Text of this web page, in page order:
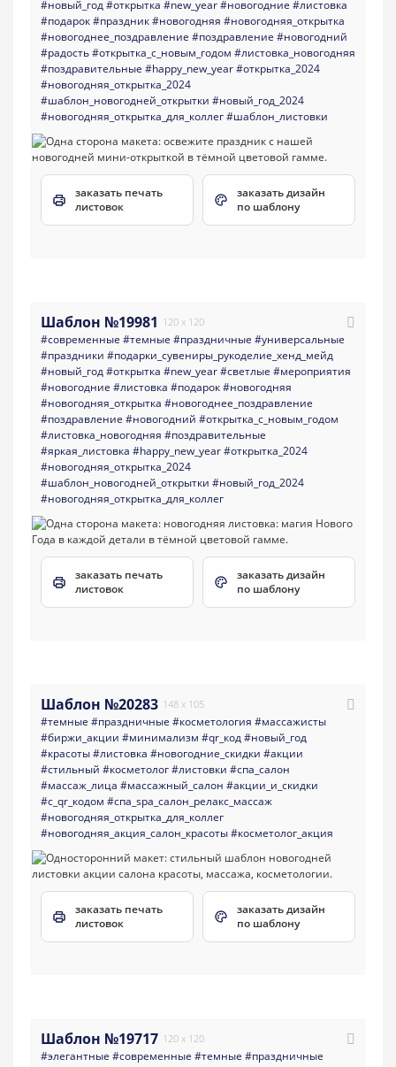
#новый_год#открытка #new_year#новогодние #листовка
#подарок#праздник#новогодняя #новогодняя_открытка
#новогоднее_поздравление #поздравление #новогодний
#радость#открытка_с_новым_годом #листовка_новогодняя
#поздравительные #happy_new_year#открытка_2024
#новогодняя_открытка_2024
#шаблон_новогодней_открытки #новый_год_2024
#новогодняя_открытка_для_коллег#шаблон_листовки
заказать печать
листовок
заказать дизайн
по шаблону
Шаблон №19981 120 x 120
#современные #темные #праздничные #универсальные
#праздники #подарки_сувениры_рукоделие_хенд_мейд
#новый_год#открытка #new_year#светлые #мероприятия
#новогодние #листовка #подарок#новогодняя
#новогодняя_открытка #новогоднее_поздравление
#поздравление #новогодний #открытка_с_новым_годом
#листовка_новогодняя #поздравительные
#яркая_листовка #happy_new_year#открытка_2024
#новогодняя_открытка_2024
#шаблон_новогодней_открытки #новый_год_2024
#новогодняя_открытка_для_коллег
заказать печать
листовок
заказать дизайн
по шаблону
Шаблон №20283 148 x 105
#темные #праздничные #косметология #массажисты
#биржи_акции #минимализм #qr_код#новый_год
#красоты#листовка #новогодние_скидки #акции
#стильный #косметолог#листовки #спа_салон
#массаж_лица #массажный_салон #акции_и_скидки
#с_qr_кодом #спа_spa_салон_релакс_массаж
#новогодняя_открытка_для_коллег
#новогодняя_акция_салон_красоты#косметолог_акция
заказать печать
листовок
заказать дизайн
по шаблону
Шаблон №19717 120 x 120
#элегантные #современные #темные #праздничные